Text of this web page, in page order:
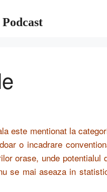
Podcast
este mentionat la
o incadrare
orase, unde potentialul
se mai aseaza in